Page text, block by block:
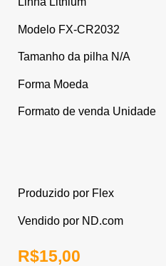
Modelo FX-CR2032
Tamanho da pilha N/A
Forma Moeda
Formato de venda Unidade
Produzido por Flex
Vendido por ND.com
R$15,00